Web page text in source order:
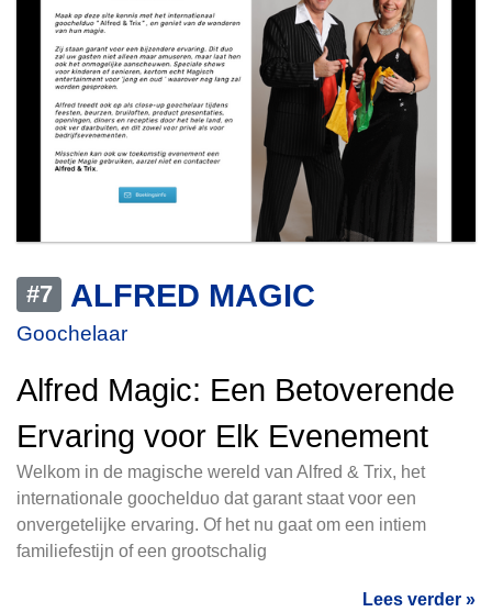
#7 ALFRED MAGIC
Goochelaar
Alfred Magic: Een Betoverende
Ervaring voor Elk Evenement
Welkom in de magische wereld van Alfred & Trix, het
internationale goochelduo dat garant staat voor een
onvergetelijke ervaring. Of het nu gaat om een intiem
familiefestijn of een grootschalig
Lees verder »